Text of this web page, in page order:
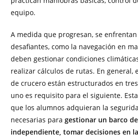
equipo.
A medida que progresan, se
desafiantes, como la navegación en
deben gestionar condiciones
realizar cálculos de rutas. En general,
de crucero están estructurados en
uno es requisito para el siguiente.
que los alumnos adquieran la
necesarias paragestionar un barco
independiente, tomar decisiones en